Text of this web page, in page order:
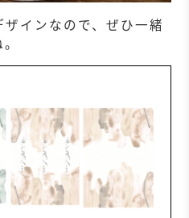
インなので、ぜひ一緒